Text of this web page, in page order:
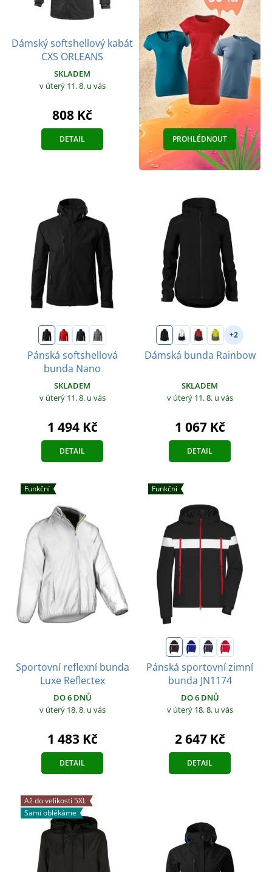
Dámský softshellový kabát
CXS ORLEANS
SKLADEM
v úterý 11. 8. u vás
808 Kč
DETAIL PROHLÉDNOUT
Pánská softshellová
bunda Nano
SKLADEM
v úterý 11. 8. u vás
1 494 Kč
DETAIL
+2
Dámská bunda Rainbow
SKLADEM
v úterý 11. 8. u vás
1 067 Kč
DETAIL
Funkční
Sportovní reflexní bunda
Luxe Reflectex
DO 6 DNŮ
v úterý 18. 8. u vás
1 483 Kč
DETAIL
Funkční
Pánská sportovní zimní
bunda JN1174
DO 6 DNŮ
v úterý 18. 8. u vás
2 647 Kč
DETAIL
Až do velikosti 5XL
Sami oblékáme